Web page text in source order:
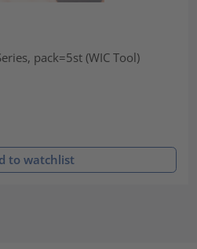
pack=5st (WIC Tool)
to watchlist